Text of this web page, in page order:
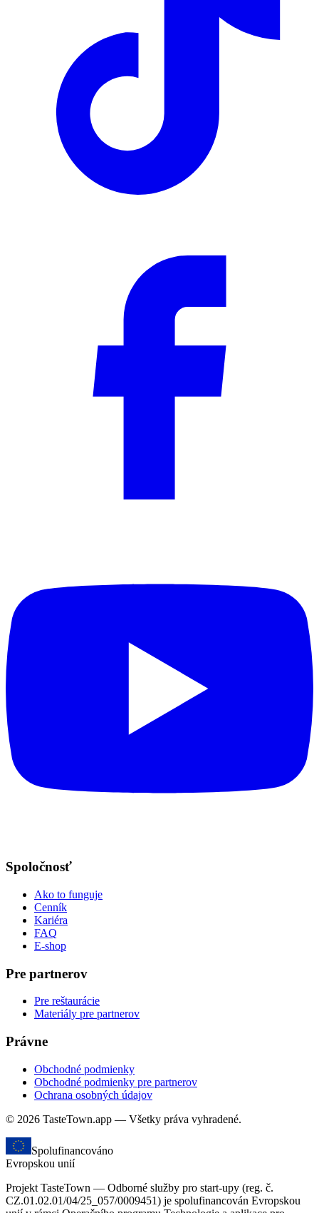
Spoločnosť
Ako to funguje
Cenník
Kariéra
FAQ
E-shop
Pre partnerov
Pre reštaurácie
Materiály pre partnerov
Právne
Obchodné podmienky
Obchodné podmienky pre partnerov
Ochrana osobných údajov
© 2026 TasteTown.app — Všetky práva vyhradené.
Spolufinancováno
Evropskou unií
Projekt TasteTown — Odborné služby pro start-upy (reg. č.
CZ.01.02.01/04/25_057/0009451) je spolufinancován Evropskou